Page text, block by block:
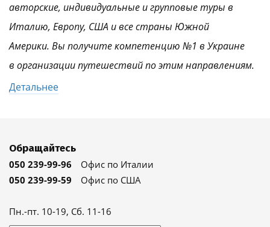
авторские, индивидуальные и групповые туры в
Италию, Европу, США и все страны Южной
Америки. Вы получите компетенцию №1 в Украине
в организации путешествий по этим направлениям.
Детальнее
Обращайтесь
050 239-99-96
Офис по Италии
050 239-99-59
Офис по США
Пн.-пт. 10-19, Сб. 11-16